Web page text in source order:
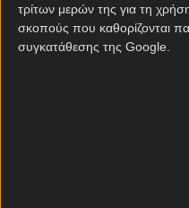
τρίτων μερών της για τη
σκοπούς που καθορίζονται
συγκατάθεσης της Google.